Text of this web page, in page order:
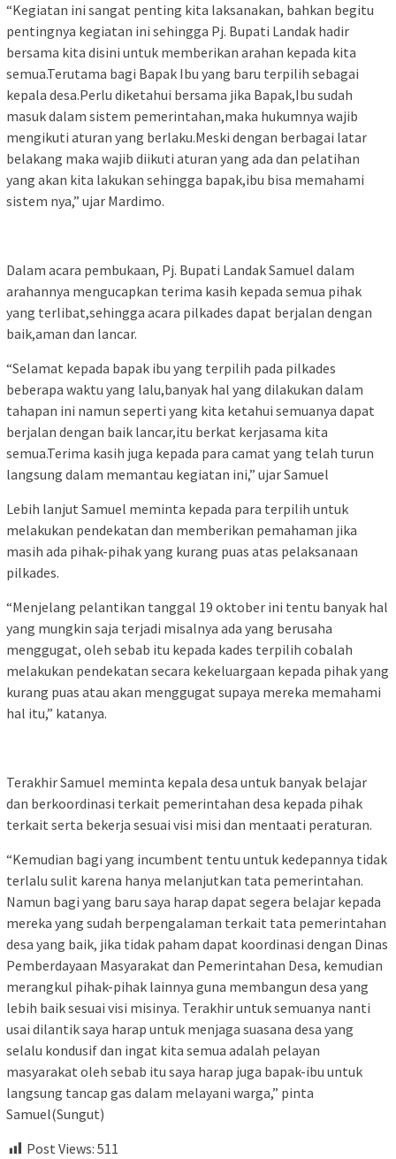
“Kegiatan ini sangat penting kita laksanakan, bahkan begitu
pentingnya kegiatan ini sehingga Pj. Bupati Landak hadir
bersama kita disini untuk memberikan arahan kepada kita
semua.Terutama bagi Bapak Ibu yang baru terpilih sebagai
kepala desa.Perlu diketahui bersama jika Bapak,Ibu sudah
masuk dalam sistem pemerintahan,maka hukumnya wajib
mengikuti aturan yang berlaku.Meski dengan berbagai latar
belakang maka wajib diikuti aturan yang ada dan pelatihan
yang akan kita lakukan sehingga bapak,ibu bisa memahami
sistem nya,” ujar Mardimo.
Dalam acara pembukaan, Pj. Bupati Landak Samuel dalam
arahannya mengucapkan terima kasih kepada semua pihak
yang terlibat,sehingga acara pilkades dapat berjalan dengan
baik,aman dan lancar.
“Selamat kepada bapak ibu yang terpilih pada pilkades
beberapa waktu yang lalu,banyak hal yang dilakukan dalam
tahapan ini namun seperti yang kita ketahui semuanya dapat
berjalan dengan baik lancar,itu berkat kerjasama kita
semua.Terima kasih juga kepada para camat yang telah turun
langsung dalam memantau kegiatan ini,” ujar Samuel
Lebih lanjut Samuel meminta kepada para terpilih untuk
melakukan pendekatan dan memberikan pemahaman jika
masih ada pihak-pihak yang kurang puas atas pelaksanaan
pilkades.
“Menjelang pelantikan tanggal 19 oktober ini tentu banyak hal
yang mungkin saja terjadi misalnya ada yang berusaha
menggugat, oleh sebab itu kepada kades terpilih cobalah
melakukan pendekatan secara kekeluargaan kepada pihak yang
kurang puas atau akan menggugat supaya mereka memahami
hal itu,” katanya.
Terakhir Samuel meminta kepala desa untuk banyak belajar
dan berkoordinasi terkait pemerintahan desa kepada pihak
terkait serta bekerja sesuai visi misi dan mentaati peraturan.
“Kemudian bagi yang incumbent tentu untuk kedepannya tidak
terlalu sulit karena hanya melanjutkan tata pemerintahan.
Namun bagi yang baru saya harap dapat segera belajar kepada
mereka yang sudah berpengalaman terkait tata pemerintahan
desa yang baik, jika tidak paham dapat koordinasi dengan Dinas
Pemberdayaan Masyarakat dan Pemerintahan Desa, kemudian
merangkul pihak-pihak lainnya guna membangun desa yang
lebih baik sesuai visi misinya. Terakhir untuk semuanya nanti
usai dilantik saya harap untuk menjaga suasana desa yang
selalu kondusif dan ingat kita semua adalah pelayan
masyarakat oleh sebab itu saya harap juga bapak-ibu untuk
langsung tancap gas dalam melayani warga,” pinta
Samuel(Sungut)
Post Views: 511